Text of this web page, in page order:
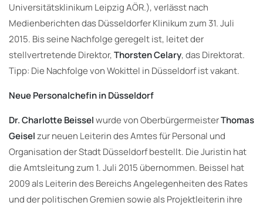
Universitätsklinikum Leipzig AÖR.), verlässt nach
Medienberichten das Düsseldorfer Klinikum zum 31. Juli
2015. Bis seine Nachfolge geregelt ist, leitet der
stellvertretende Direktor,Thorsten Celary, das Direktorat.
Tipp: Die Nachfolge von Wokittel in Düsseldorf ist vakant.
Neue Personalchefin in Düsseldorf
Dr. Charlotte Beisselwurde von OberbürgermeisterThomas
Geiselzur neuen Leiterin des Amtes für Personal und
Organisation der Stadt Düsseldorf bestellt. Die Juristin hat
die Amtsleitung zum 1. Juli 2015 übernommen. Beissel hat
2009 als Leiterin des Bereichs Angelegenheiten des Rates
und der politischen Gremien sowie als Projektleiterin ihre